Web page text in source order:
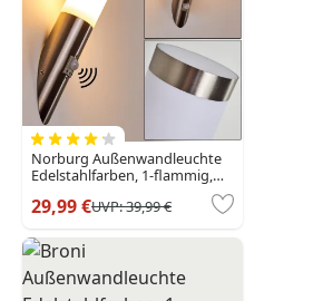
Norburg Außenwandleuchte
Edelstahlfarben, 1-flammig,
29,99 €UVP:39,99 €